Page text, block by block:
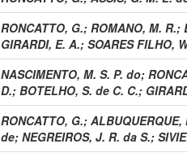
RONCATTO, G.; ROMANO, M. R.;
GIRARDI, E. A.; SOARES FILHO,
NASCIMENTO, M. S. P. do;
D.; BOTELHO, S. de C. C.;
RONCATTO, G.; ALBUQUERQUE,
de; NEGREIROS, J. R. da S.;